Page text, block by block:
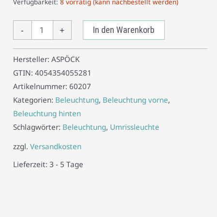
- + In den Warenkorb
Hersteller: ASPÖCK
GTIN: 4054354055281
Artikelnummer: 60207
Kategorien: Beleuchtung, Beleuchtung vorne,
Beleuchtung hinten
Schlagwörter: Beleuchtung, Umrissleuchte
zzgl. Versandkosten
Lieferzeit: 3 - 5 Tage